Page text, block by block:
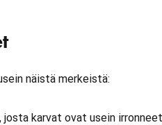
näistä merkeistä:
josta karvat ovat usein